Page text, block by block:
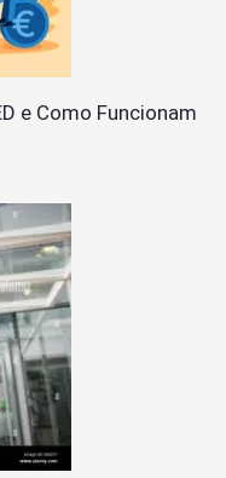
e Como Funcionam